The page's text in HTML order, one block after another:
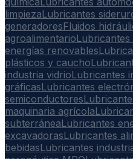
limpiezaLubricantes
generadoresFluidos
agroalimentario
energías renovables
plásticos y caucho
industria vidrioLubricantes
gráficasLubricantes
semiconductores
maquinaria agrícola
subterráneaLubricantes
excavadorasLubricantes
bebidasLubricantes